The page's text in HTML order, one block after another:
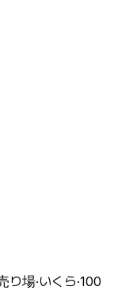
り場·いくら·100